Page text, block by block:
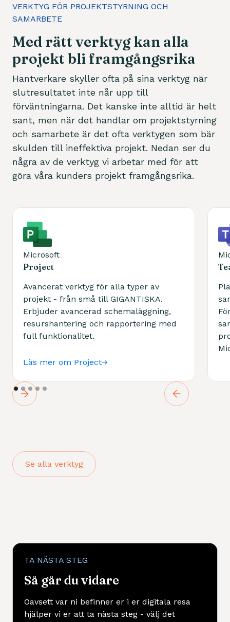
VERKTYG FÖR PROJEKTSTYRNING OCH
SAMARBETE
Med rätt verktyg kan alla
projekt bli framgångsrika
Hantverkare skyller ofta på sina verktyg när
slutresultatet inte når upp till
förväntningarna. Det kanske inte alltid är helt
sant, men när det handlar om projektstyrning
och samarbete är det ofta verktygen som bär
skulden till ineffektiva projekt. Nedan ser du
några av de verktyg vi arbetar med för att
göra våra kunders projekt framgångsrika.
Microsoft
Project
Avancerat verktyg för alla typer av
projekt - från små till GIGANTISKA.
Erbjuder avancerad schemaläggning,
resurshantering och rapportering med
full funktionalitet.
Läs mer om Project
Se alla verktyg
TA NÄSTA STEG
Så går du vidare
Oavsett var ni befinner er i er digitala resa
hjälper vi er att ta nästa steg - välj det